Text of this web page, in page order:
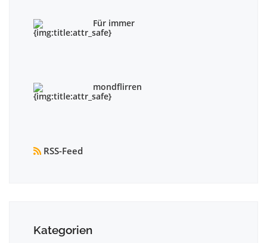
Für immer
mondflirren
RSS-Feed
Kategorien